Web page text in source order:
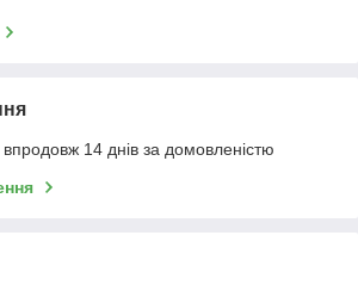
14 днів за домовленістю